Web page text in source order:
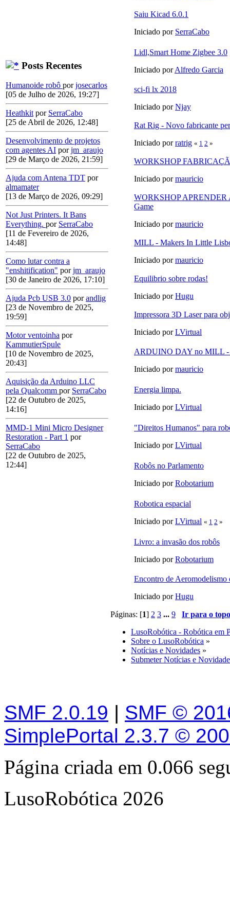
Posts Recentes
Humanoide robô porjosecarlos
[05 de Julho de 2026, 19:27]
Heathkit por SerraCabo
[25 de Abril de 2026, 12:48]
Desenvolvimento de projetos
com agentes AI porjm_araujo
[29 de Março de 2026, 21:59]
Ajuda com Antena TDT por
almamater
[13 de Março de 2026, 09:29]
Not Just Printers. It Bans
Everything. por SerraCabo
[11 de Fevereiro de 2026,
14:48]
Como lutar contra a
"enshitification" porjm_araujo
[30 de Janeiro de 2026, 17:10]
Ajuda Pcb USB 3.0 porandlig
[23 de Novembro de 2025,
19:59]
Motor ventoinha por
KammutierSpule
[10 de Novembro de 2025,
20:43]
Aquisição da Arduino LLC
pela Qualcomm por SerraCabo
[22 de Outubro de 2025,
14:16]
MMD-1 Mini Micro Designer
Restoration - Part 1 por
SerraCabo
[22 de Outubro de 2025,
12:44]
Saiu Kicad 6.0.1
Iniciado por SerraCabo
Lidl,Smart Home Zigbee 3.0
Iniciado porAlfredo Garcia
sci-fi lx 2018
Iniciado porNjay
Rat Rig - Novo fabricante
Iniciado porratrig « 1 2 »
WORKSHOP
Iniciado pormauricio
WORKSHOP
Game
Iniciado pormauricio
MILL - Makers In Little
Iniciado pormauricio
Equilibrio sobre rodas!
Iniciado porHugu
Impressora 3D Laser para
Iniciado porLVirtual
ARDUINO DAY no MILL -
Iniciado pormauricio
Energia limpa.
Iniciado porLVirtual
"Direitos Humanos" para
Iniciado porLVirtual
Robôs no Parlamento
Iniciado porRobotarium
Robotica espacial
Iniciado porLVirtual « 1 2 »
Livro: a invasão dos robôs
Iniciado porRobotarium
Encontro de
Iniciado porHugu
Páginas: [1] 2 3 ... 9
Ir para o topo
LusoRobótica - Robótica em
Sobre o LusoRobótica »
Notícias e Novidades »
Submeter Notícias e
SMF 2.0.19 | SMF ©
SimplePortal 2.3.7 ©
Página criada em 0.066
LusoRobótica 2026